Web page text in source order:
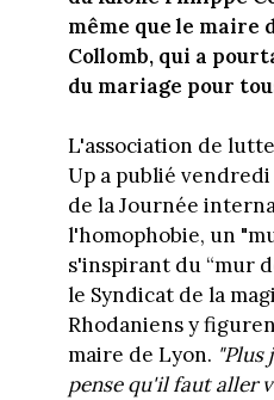
même que le maire
Collomb, qui a
du mariage pour
L'association de
Up a publié vendredi
de la Journée
l'homophobie, un
s'inspirant du “mur
le Syndicat de la
Rhodaniens y
maire de Lyon. "Plus
pense qu'il faut aller